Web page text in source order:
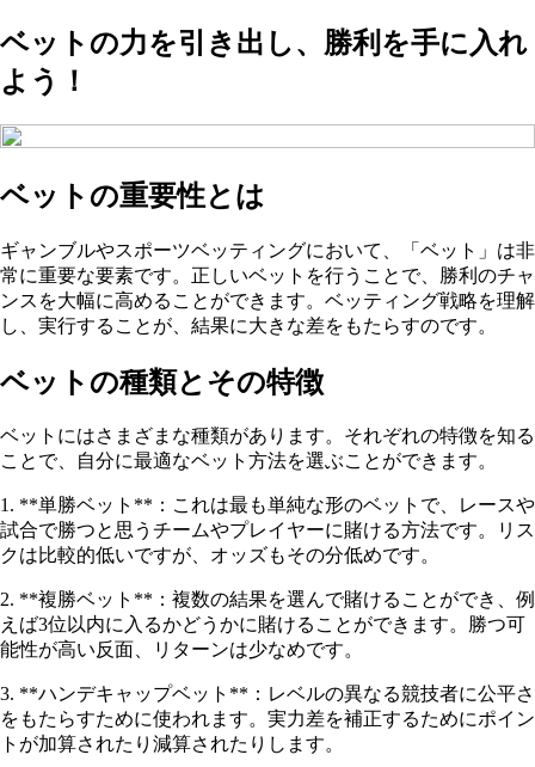
ベットの力を引き出し、勝利を手に入れ
よう！
ベットの重要性とは
ギャンブルやスポーツベッティングにおいて、「ベット」は非
常に重要な要素です。正しいベットを行うことで、勝利のチャ
ンスを大幅に高めることができます。ベッティング戦略を理解
し、実行することが、結果に大きな差をもたらすのです。
ベットの種類とその特徴
ベットにはさまざまな種類があります。それぞれの特徴を知る
ことで、自分に最適なベット方法を選ぶことができます。
1. **単勝ベット**：これは最も単純な形のベットで、レースや
試合で勝つと思うチームやプレイヤーに賭ける方法です。リス
クは比較的低いですが、オッズもその分低めです。
2. **複勝ベット**：複数の結果を選んで賭けることができ、例
えば3位以内に入るかどうかに賭けることができます。勝つ可
能性が高い反面、リターンは少なめです。
3. **ハンデキャップベット**：レベルの異なる競技者に公平さ
をもたらすために使われます。実力差を補正するためにポイン
トが加算されたり減算されたりします。